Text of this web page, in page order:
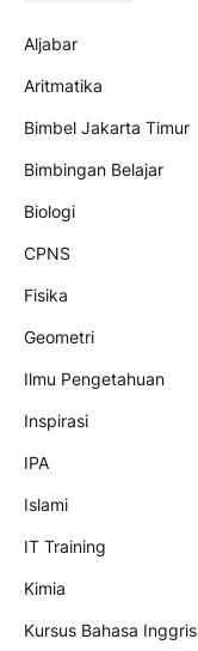
Aljabar
Aritmatika
Bimbel Jakarta Timur
Bimbingan Belajar
Biologi
CPNS
Fisika
Geometri
Ilmu Pengetahuan
Inspirasi
IPA
Islami
IT Training
Kimia
Kursus Bahasa Inggris